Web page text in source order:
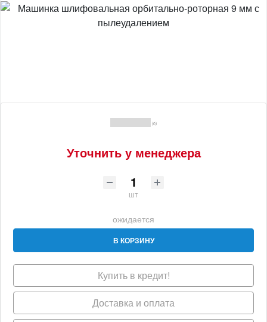
(0)
Уточнить у менеджера
шт
ожидается
В КОРЗИНУ
Купить в кредит!
Доставка и оплата